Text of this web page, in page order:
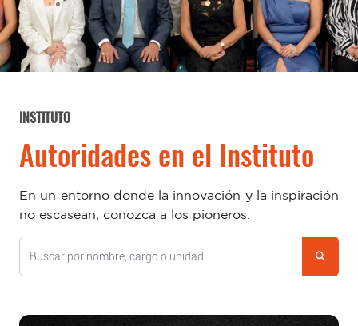
INSTITUTO
Autoridades en el Instituto
En un entorno donde la innovación y la inspiración
no escasean, conozca a los pioneros.